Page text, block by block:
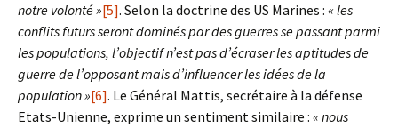
notre volonté »[5]. Selon la doctrine des US Marines : « les
conflits futurs seront dominés par des guerres se passant parmi
les populations, l’objectif n’est pas d’écraser les aptitudes de
guerre de l’opposant mais d’influencer les idées de la
population »[6]. Le Général Mattis, secrétaire à la défense
Etats-Unienne, exprime un sentiment similaire : « nous